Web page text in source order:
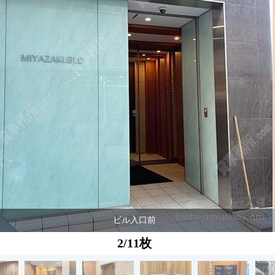
ビル入口前
2/11枚